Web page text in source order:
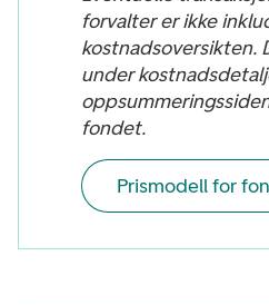
forvalter er ikke
kostnadsoversikten.
under
fondet.
Prismodell for